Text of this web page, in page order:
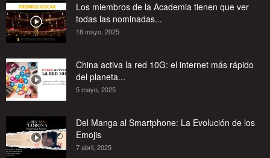
Los miembros de la Academia tienen que ver
todas las nominadas...
16 mayo, 2025
China activa la red 10G: el internet más rápido
del planeta...
5 mayo, 2025
Del Manga al Smartphone: La Evolución de los
Emojis
7 abril, 2025